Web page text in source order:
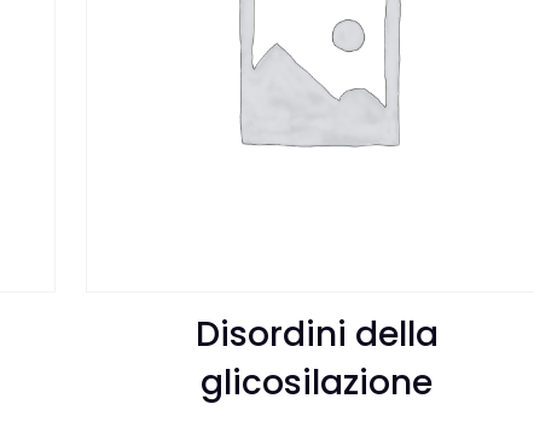
Disordini della
glicosilazione